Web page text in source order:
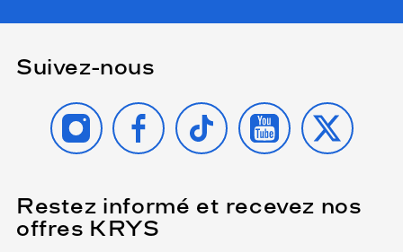
Suivez-nous
INSTAGRAMFACEBOOK
TIKTOK YOUTUBE
X
Restez informé et recevez nos
offres KRYS
Name
(Ce
champ
est
obligatoire)